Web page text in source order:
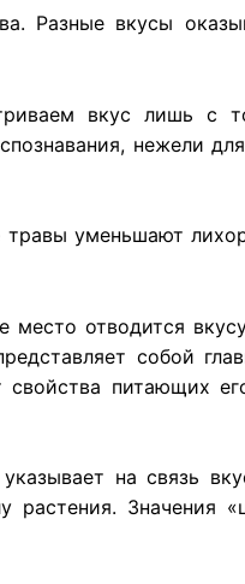
Разные вкусы
вкус лишь с
нежели
уменьшают
место отводится
собой
свойства питающих
на связь
Значения